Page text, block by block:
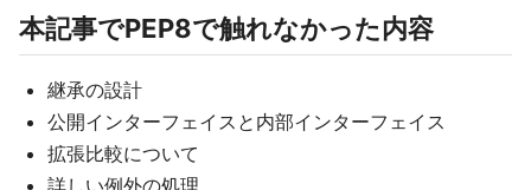
本記事でPEP8で触れなかった内容
継承の設計
公開インターフェイスと内部インターフェイス
拡張比較について
詳しい例外の処理